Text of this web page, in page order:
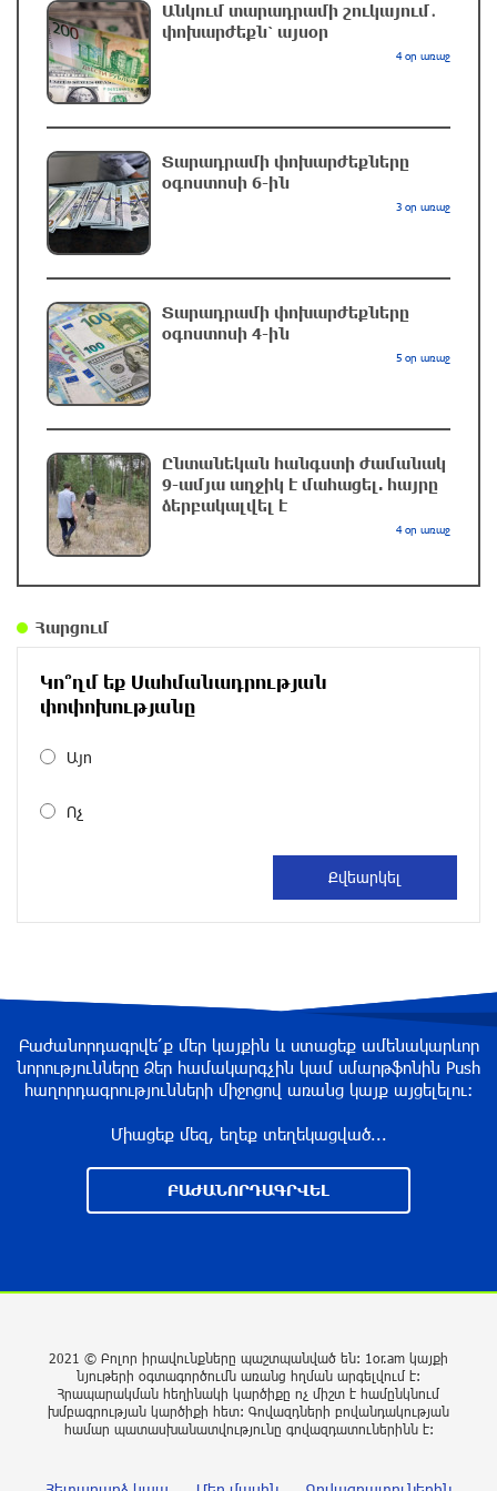
Անտառային հրդեհներից պաշտպանության
օր. պատմության այս օրը (9 օգոստոս)
2 ժամ առաջ
Իրանը նշել է Հորմուզի նեղուցի բացման վեց
պայման
Օգոստոսի 10-ից 13-ը գազանջատումներ են
սպասվում
7 ժամ առաջ
Գերմանիայում ցույց է անցկացվել Մերցի
կառավարության դեմ
7 ժամ առաջ
Մոդին համաշխարհային ռեկորդ է սահմանել.
303 միլիոն դիտում՝ 24 ժամում
հարավկորեական App Store-ում շրջանցել է
նույնիսկ Google Maps-ը
Օգոստոսի 10-ին, 11-ին, 12-ին, 13-ին, 14-ին,
17-ին, 18-ին և 20-ին հարյուրավոր
հասցեներում լույս չի լինելու
Ողբերգական դեպք՝ Երևանում․ Կիևյան
կամրջի տակ հայտնաբերվել է տղամարդու
մարմին
9 ժամ առաջ
Ադրբեջանի Սարով գյուղում տանը 18-ամյա
աղջկա դի է հայտնաբերվել
Արտակարգ դեպք՝ Երևանում․ կոտրել են
«Հույս բոլոր մարդկանց» հիմնադրամի շենքի
պատուհաններն ու դռները
Անկում տարադրամի շուկայում․
փոխարժեքն՝ այսօր
4 օր առաջ
Տարադրամի փոխարժեքները
օգոստոսի 6-ին
3 օր առաջ
Տարադրամի փոխարժեքները
օգոստոսի 4-ին
5 օր առաջ
Ընտանեկան հանգստի ժամանակ
9-ամյա աղջիկ է մահացել. հայրը
ձերբակալվել է
4 օր առաջ
Հարցում
Կո՞ղմ եք Սահմանադրության
փոփոխությանը
Այո
Ոչ
Բաժանորդագրվե՛ք մեր կայքին և ստացեք ամենակարևոր
նորությունները Ձեր համակարգչին կամ սմարթֆոնին Push
հաղորդագրությունների միջոցով առանց կայք այցելելու։
Միացեք մեզ, եղեք տեղեկացված...
ԲԱԺԱՆՈՐԴԱԳՐՎԵԼ
2021 © Բոլոր իրավունքները պաշտպանված են: 1or.am կայքի
նյութերի օգտագործումն առանց հղման արգելվում է:
Հրապարակման հեղինակի կարծիքը ոչ միշտ է համընկնում
խմբագրության կարծիքի հետ: Գովազդների բովանդակության
համար պատասխանատվությունը գովազդատուներինն է: